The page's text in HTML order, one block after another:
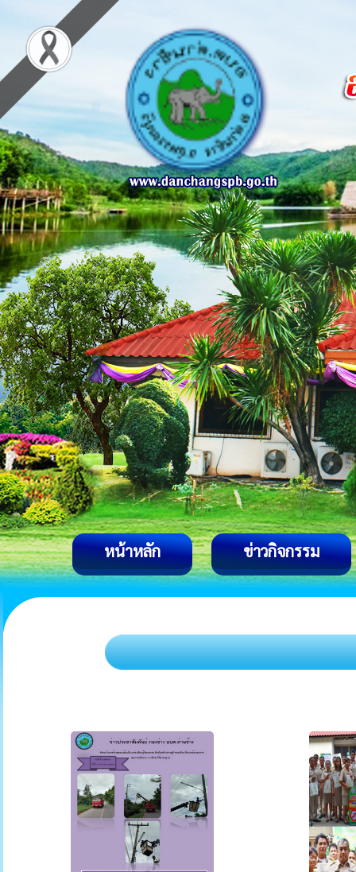
หน้าหลัก ข่าวกิจกรรม